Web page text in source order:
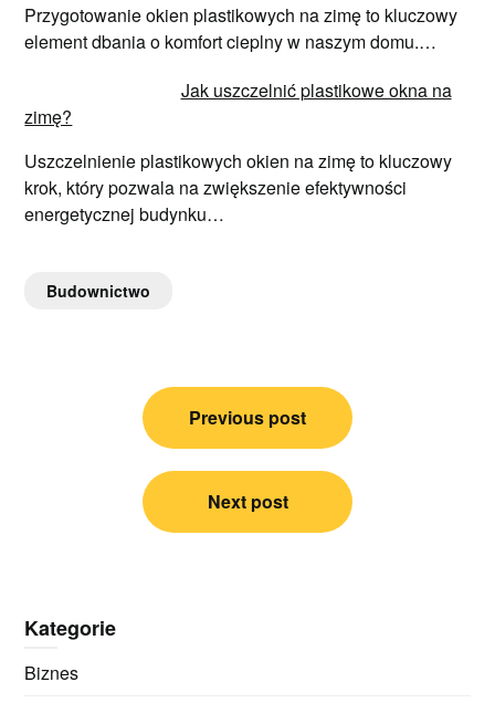
Przygotowanie okien plastikowych na zimę to kluczowy
element dbania o komfort cieplny w naszym domu.…
Jak uszczelnić plastikowe okna na
zimę?
Uszczelnienie plastikowych okien na zimę to kluczowy
krok, który pozwala na zwiększenie efektywności
energetycznej budynku…
Budownictwo
Nawigacja
Previous post
Next post
Kategorie
Biznes